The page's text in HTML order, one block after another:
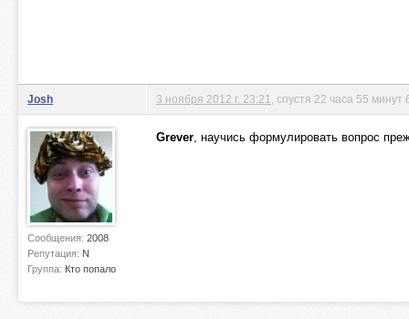
Josh
Сообщения: 2008
Репутация: N
Группа: Кто попало
3 ноября 2012 г. 23:21 , спустя 22 часа 55 минут
Grever, научись формулировать вопрос